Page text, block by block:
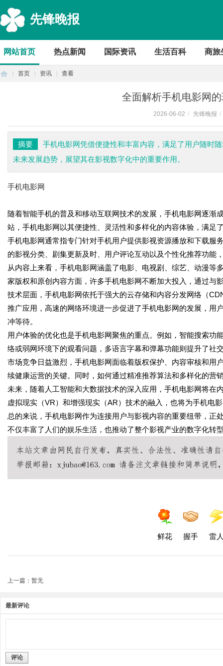
先锋晚报
网站首页 热点新闻 国际资讯 生活百科 商旅
首页 资讯 查看
全面解析手机电影网
2026-06-02 / 先锋晚报 /
摘要
手机电影网凭借便捷性和丰富内容，满足了用户随时
未来发展趋势，展望其在影视数字化中的重要作用。
手机电影网
随着智能手机的普及和移动互联网技术的发展，手机电影网逐
站，手机电影网以其便捷性、灵活性和多样化的内容体验，满足
手机电影网通常指专门针对手机用户提供影视资源播放和下载服
的影视分类、剧集更新及时、用户评论互动以及个性化推荐功能
从内容上来看，手机电影网涵盖了电影、电视剧、综艺、动漫
家版权和原创内容方面，许多手机电影网不断加大投入，通过与
技术层面，手机电影网依托于强大的云存储和内容分发网络（
推广应用，高速的网络环境进一步促进了手机电影网的发展，用
冲等待。
用户体验的优化也是手机电影网聚焦的重点。例如，智能搜索
络或弱网环境下的观看问题，多语言字幕和弹幕功能则提升了社
市场竞争日益激烈，手机电影网面临着版权保护、内容审核和用
续健康运营的关键。同时，如何通过精准推荐算法和多样化的营
未来，随着人工智能和大数据技术的深入应用，手机电影网将在
虚拟现实（VR）和增强现实（AR）技术的融入，也将为手机电
总的来说，手机电影网作为连接用户与影视内容的重要纽带，
不仅丰富了人们的娱乐生活，也推动了整个影视产业的数字化转
鲜花 握手 雷
上一篇：暂无
最新评论
评论